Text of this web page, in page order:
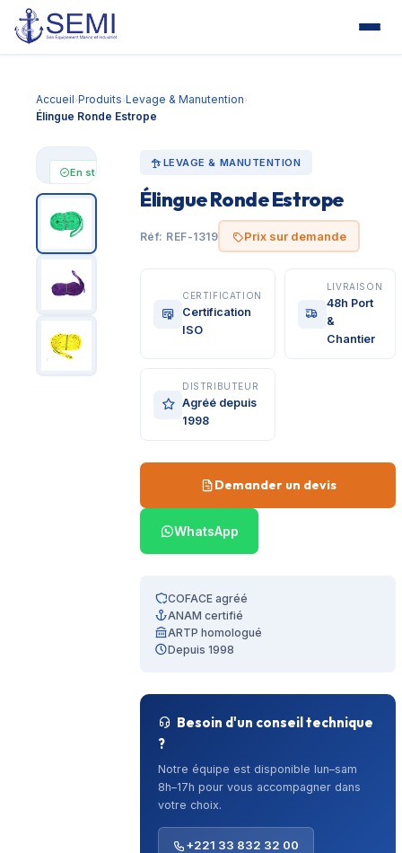
Accueil›Produits›Levage & Manutention›
Élingue Ronde Estrope
En stock
Prix sur
demande
LEVAGE & MANUTENTION
Élingue Ronde Estrope
Réf: REF-1319 Prix sur demande
CERTIFICATION
Certification
ISO
LIVRAISON
48h Port
&
Chantier
DISTRIBUTEUR
Agréé depuis
1998
Demander un devis
WhatsApp
COFACE agréé
ANAM certifié
ARTP homologué
Depuis 1998
Besoin d'un conseil technique
?
Notre équipe est disponible lun–sam
8h–17h pour vous accompagner dans
votre choix.
+221 33 832 32 00